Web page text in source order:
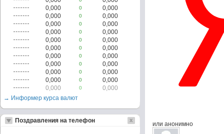
или анонимно
0,000
0
0,000
0,000
0
0,000
0,000
0
0,000
0,000
0
0,000
0,000
0
0,000
0,000
0
0,000
0,000
0
0,000
0,000
0
0,000
0,000
0
0,000
0,000
0
0,000
0,000
0
0,000
→ Информер курса валют
Поздравления на телефон